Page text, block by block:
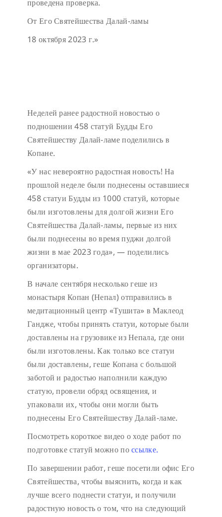
проведена проверка.
От Его Святейшества Далай-ламы
18 октября 2023 г.»
Неделей ранее радостной новостью о
подношении 458 статуй Будды Его
Святейшеству Далай-ламе поделились в
Копане.
«У нас невероятно радостная новость! На
прошлой неделе были поднесены оставшиеся
458 статуи Будды из 1000 статуй, которые
были изготовлены для долгой жизни Его
Святейшества Далай-ламы, первые из них
были поднесены во время пуджи долгой
жизни в мае 2023 года», — поделились
организаторы.
В начале сентября несколько геше из
монастыря Копан (Непал) отправились в
медитационный центр «Тушита» в Маклеод
Гандже, чтобы принять статуи, которые были
доставлены на грузовике из Непала, где они
были изготовлены. Как только все статуи
были доставлены, геше Копана с большой
заботой и радостью наполнили каждую
статую, провели обряд освящения, и
упаковали их, чтобы они могли быть
поднесены Его Святейшеству Далай-ламе.
Посмотреть короткое видео о ходе работ по
подготовке статуй можно поссылке.
По завершении работ, геше посетили офис Его
Святейшества, чтобы выяснить, когда и как
лучше всего поднести статуи, и получили
радостную новость о том, что на следующий